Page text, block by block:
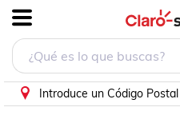
Introduce un Código Postal
Perfume Tous Gems Power